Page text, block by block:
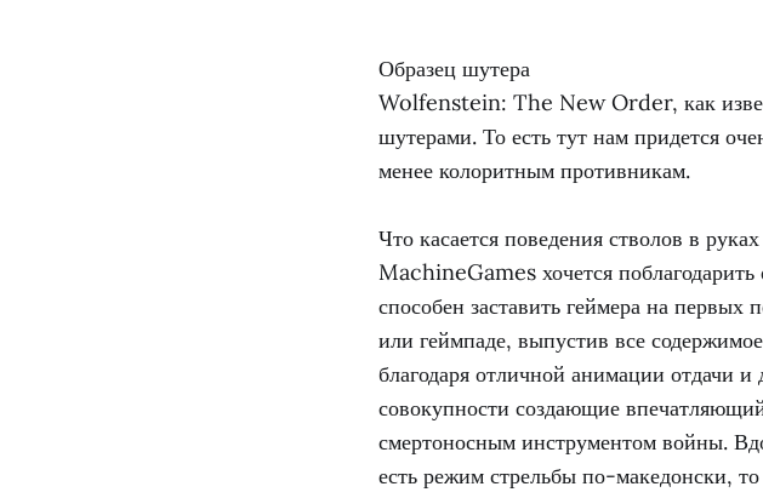
Образец шутера
Wolfenstein: The New Order, как
шутерами. То есть тут нам придется
менее колоритным противникам.
Что касается поведения стволов в
MachineGames хочется поблагодарить
способен заставить геймера на
или геймпаде, выпустив все
благодаря отличной анимации отдачи
совокупности создающие
смертоносным инструментом войны.
есть режим стрельбы по-македонски,